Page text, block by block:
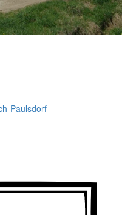
Paulsdorf